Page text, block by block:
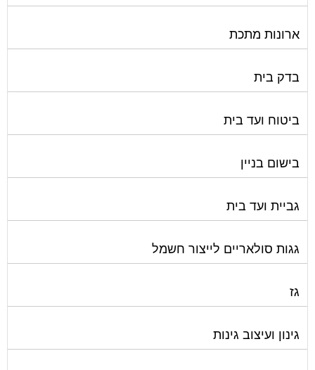
ארונות מתכת
בדק בית
ביטוח ועד בית
בישום בניין
גביית ועד בית
גגות סולאריים לייצור חשמל
גז
גינון ועיצוב גינות